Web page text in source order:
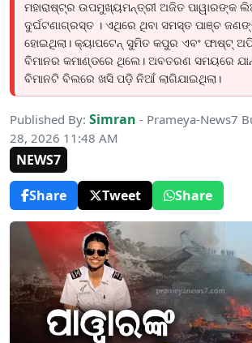
ମହାରାଷ୍ଟ୍ର ଉପମୁଖ୍ୟମନ୍ତ୍ରୀ ଅଜିତ ପାୱାରଙ୍କ
ଦୁର୍ଘଟଣାଗ୍ରସ୍ତ । ଏଥିରେ ଥିବା ସମସ୍ତ ପାଞ୍ଚ
ହୋଇଥିଲା। କ୍ୟାପଟେନ୍ ସୁମିତ କପୁର ଏବଂ ଫାଷ୍ଟ୍‌
ବିମାନର କମାଣ୍ଡରେ ଥିଲେ। ଅବତରଣ ସମୟରେ
ବିମାନଟି ବିଲରେ ଖସି ପଡ଼ି ନିଆଁ ଲାଗିଯାଇଥିଲା।
Published By: Simran - Prameya-News7
28, 2026 11:48 AM
NEWS7
Share
Tweet Share